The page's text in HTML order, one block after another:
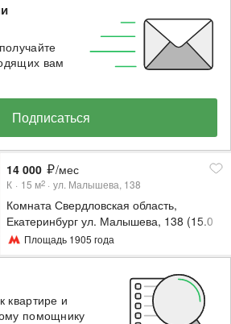
вам
Подписаться
14 000 /мес
К 15 м2 ул. Малышева, 138
Комната Свердловская область,
Екатеринбург ул. Малышева, 138 (15.0
м²) Площадь 1905 года
квартире и
помощнику